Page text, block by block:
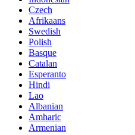
Czech
Afrikaans
Swedish
Polish
Basque
Catalan
Esperanto
Hindi
Lao
Albanian
Amharic
Armenian